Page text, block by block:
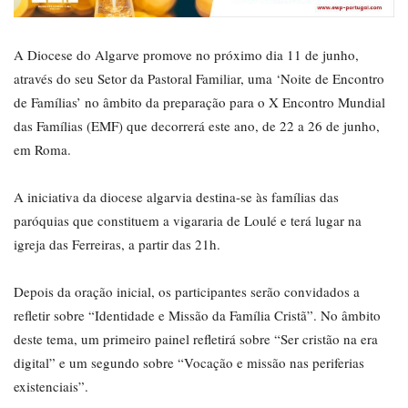
A Diocese do Algarve promove no próximo dia 11 de junho,
através do seu Setor da Pastoral Familiar, uma ‘Noite de Encontro
de Famílias’ no âmbito da preparação para o X Encontro Mundial
das Famílias (EMF) que decorrerá este ano, de 22 a 26 de junho,
em Roma.
A iniciativa da diocese algarvia destina-se às famílias das
paróquias que constituem a vigararia de Loulé e terá lugar na
igreja das Ferreiras, a partir das 21h.
Depois da oração inicial, os participantes serão convidados a
refletir sobre “Identidade e Missão da Família Cristã”. No âmbito
deste tema, um primeiro painel refletirá sobre “Ser cristão na era
digital” e um segundo sobre “Vocação e missão nas periferias
existenciais”.